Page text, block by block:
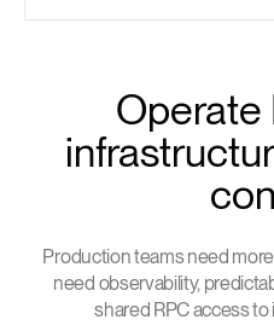
Operate
Production teams need
need observability,
shared RPC access